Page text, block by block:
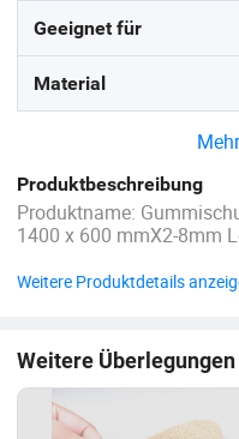
Geeignet für
Material
Produktbeschreibung
Produktname:
1400 x 600 mmX2-8mm
>18,0Mpa Härte: 90
Weitere Produktdetails
Weitere Überlegungen